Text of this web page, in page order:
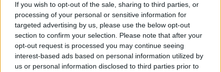
If you wish to opt-out of the sale, sharing to third parties, or
processing of your personal or sensitive information for
targeted advertising by us, please use the below opt-out
section to confirm your selection. Please note that after your
opt-out request is processed you may continue seeing
interest-based ads based on personal information utilized by
us or personal information disclosed to third parties prior to
KAPCSOLÓDÓ CIKKEK TÖBB A SZERZŐTŐL
Minka 14. rész